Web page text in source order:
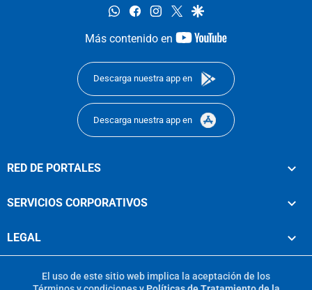
whatsappfacebookinstagram
twittergoogle
Más contenido en
youtube-
Descarga nuestra app en
Descarga nuestra app en
RED DE PORTALES
SERVICIOS CORPORATIVOS
LEGAL
El uso de este sitio web implica la aceptación de los